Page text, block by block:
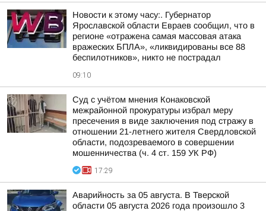
Новости к этому часу:. Губернатор
Ярославской области Евраев сообщил, что в
регионе «отражена самая массовая атака
вражеских БПЛА», «ликвидированы все 88
беспилотников», никто не пострадал
09:10
Суд с учётом мнения Конаковской
межрайонной прокуратуры избрал меру
пресечения в виде заключения под стражу в
отношении 21-летнего жителя Свердловской
области, подозреваемого в совершении
мошенничества (ч. 4 ст. 159 УК РФ)
17:29
Аварийность за 05 августа. В Тверской
области 05 августа 2026 года произошло 3